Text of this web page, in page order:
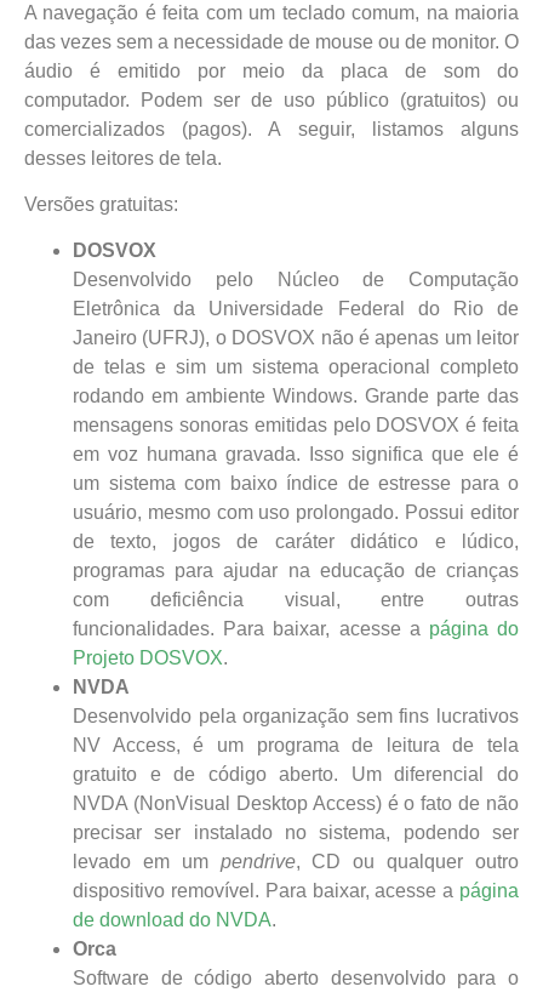
A navegação é feita com um teclado comum, na maioria
das vezes sem a necessidade de mouse ou de monitor. O
áudio é emitido por meio da placa de som do
computador. Podem ser de uso público (gratuitos) ou
comercializados (pagos). A seguir, listamos alguns
desses leitores de tela.
Versões gratuitas:
DOSVOX
Desenvolvido pelo Núcleo de Computação
Eletrônica da Universidade Federal do Rio de
Janeiro (UFRJ), o DOSVOX não é apenas um leitor
de telas e sim um sistema operacional completo
rodando em ambiente Windows. Grande parte das
mensagens sonoras emitidas pelo DOSVOX é feita
em voz humana gravada. Isso significa que ele é
um sistema com baixo índice de estresse para o
usuário, mesmo com uso prolongado. Possui editor
de texto, jogos de caráter didático e lúdico,
programas para ajudar na educação de crianças
com deficiência visual, entre outras
funcionalidades. Para baixar, acesse a página do
Projeto DOSVOX.
NVDA
Desenvolvido pela organização sem fins lucrativos
NV Access, é um programa de leitura de tela
gratuito e de código aberto. Um diferencial do
NVDA (NonVisual Desktop Access) é o fato de não
precisar ser instalado no sistema, podendo ser
levado em um pendrive, CD ou qualquer outro
dispositivo removível. Para baixar, acesse a página
de download do NVDA.
Orca
Software de código aberto desenvolvido para o